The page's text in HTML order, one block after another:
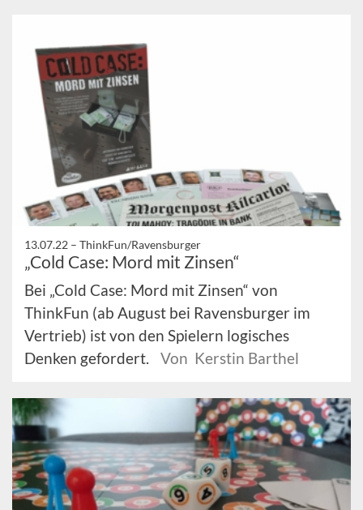
13.07.22 – ThinkFun/Ravensburger
„Cold Case: Mord mit Zinsen“
Bei „Cold Case: Mord mit Zinsen“ von
ThinkFun (ab August bei Ravensburger im
Vertrieb) ist von den Spielern logisches
Denken gefordert.
Von Kerstin Barthel